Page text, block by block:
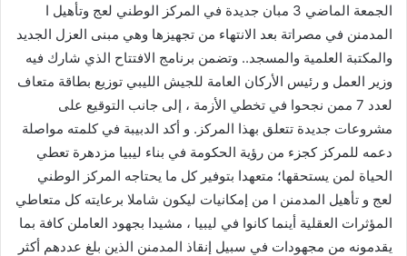
الجمعة الماضي 3 مبان جديدة في المركز الوطني لعج وتأهيل ا
المدمنن في مصراتة بعد الانتهاء من تجهيزها وهي مبنى العزل الجديد
والمكتبة العلمية والمسجد.. وتضمن برنامج الافتتاح الذي شارك فيه
وزير العمل و رئيس الأركان العامة للجيش الليبي توزيع بطاقة متعاف
لعدد 7 ممن نجحوا في تخطي الأزمة ، إلى جانب التوقيع على
مشروعات جديدة تتعلق بهذا المركز. و أكد الدبيبة في كلمته مواصلة
دعمه للمركز كجزء من رؤية الحكومة في بناء ليبيا مزدهرة تعطي
الحياة لمن يستحقها؛ متعهدا بتوفير كل ما يحتاجه المركز الوطني
لعج و تأهيل المدمنن ا من إمكانيات ليكون شاملا برعايته كل متعاطي
المؤثرات العقلية أينما كانوا في ليبيا ، مشيدا بجهود العاملن كافة بما
يقدمونه من مجهودات في سبيل إنقاذ المدمنن الذين بلغ عددهم أكثر